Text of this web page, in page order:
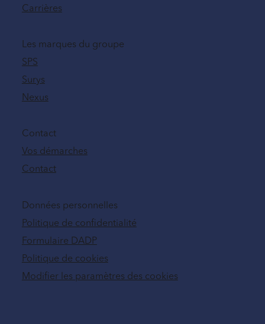
Carrières
Les marques du groupe
SPS
Surys
Nexus
Contact
Vos démarches
Contact
Données personnelles
Politique de confidentialité
Formulaire DADP
Politique de cookies
Modifier les paramètres des cookies